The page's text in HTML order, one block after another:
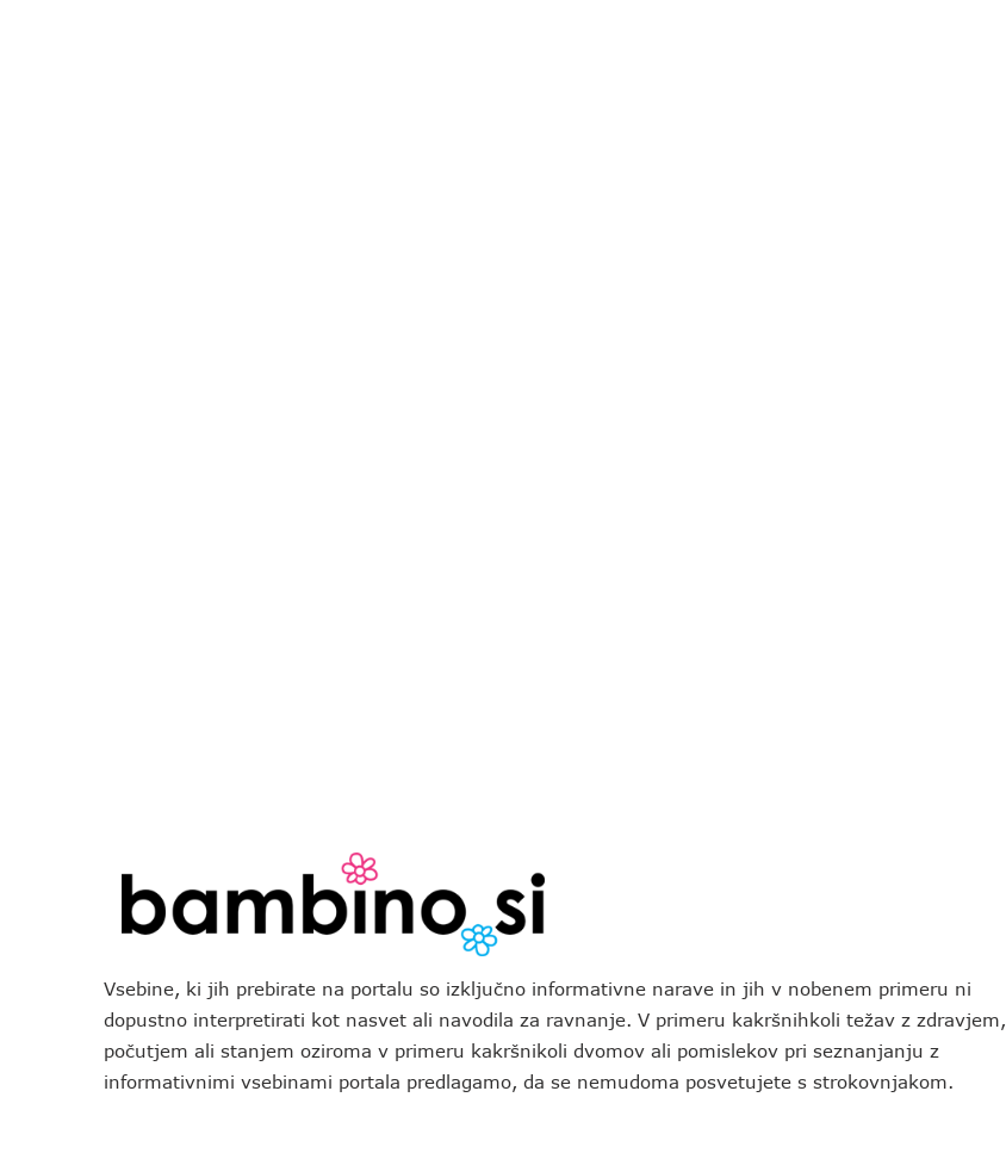
Vsebine, ki jih prebirate na portalu so izključno informativne narave in jih v nobenem primeru ni
dopustno interpretirati kot nasvet ali navodila za ravnanje. V primeru kakršnihkoli težav z zdravjem,
počutjem ali stanjem oziroma v primeru kakršnikoli dvomov ali pomislekov pri seznanjanju z
informativnimi vsebinami portala predlagamo, da se nemudoma posvetujete s strokovnjakom.